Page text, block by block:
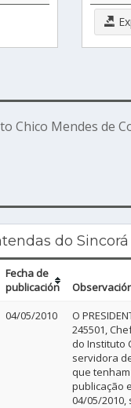
Chico Mendes de
do Sincorá
Fecha de
publicación
04/05/2010
O
245501,
do Instituto
servidora
que
publicação
04/05/2010,